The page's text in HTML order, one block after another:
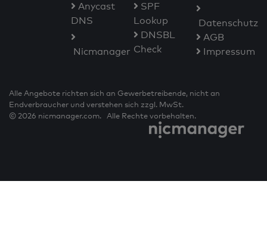
Anycast
DNS
Nicmanager
SPF
Lookup
DNSBL
Check
Datenschutz
AGB
Impressum
Alle Angebote richten sich an Gewerbetreibende, nicht an
Endverbraucher und verstehen sich zzgl. MwSt.
© 2026 nicmanager.com. Alle Rechte vorbehalten.